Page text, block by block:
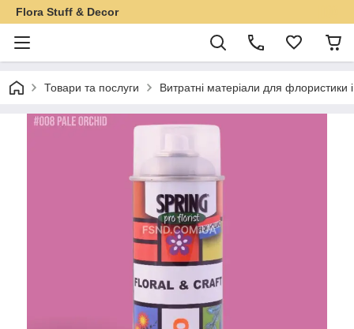
Flora Stuff & Decor
Товари та послуги Витратні матеріали для флористики